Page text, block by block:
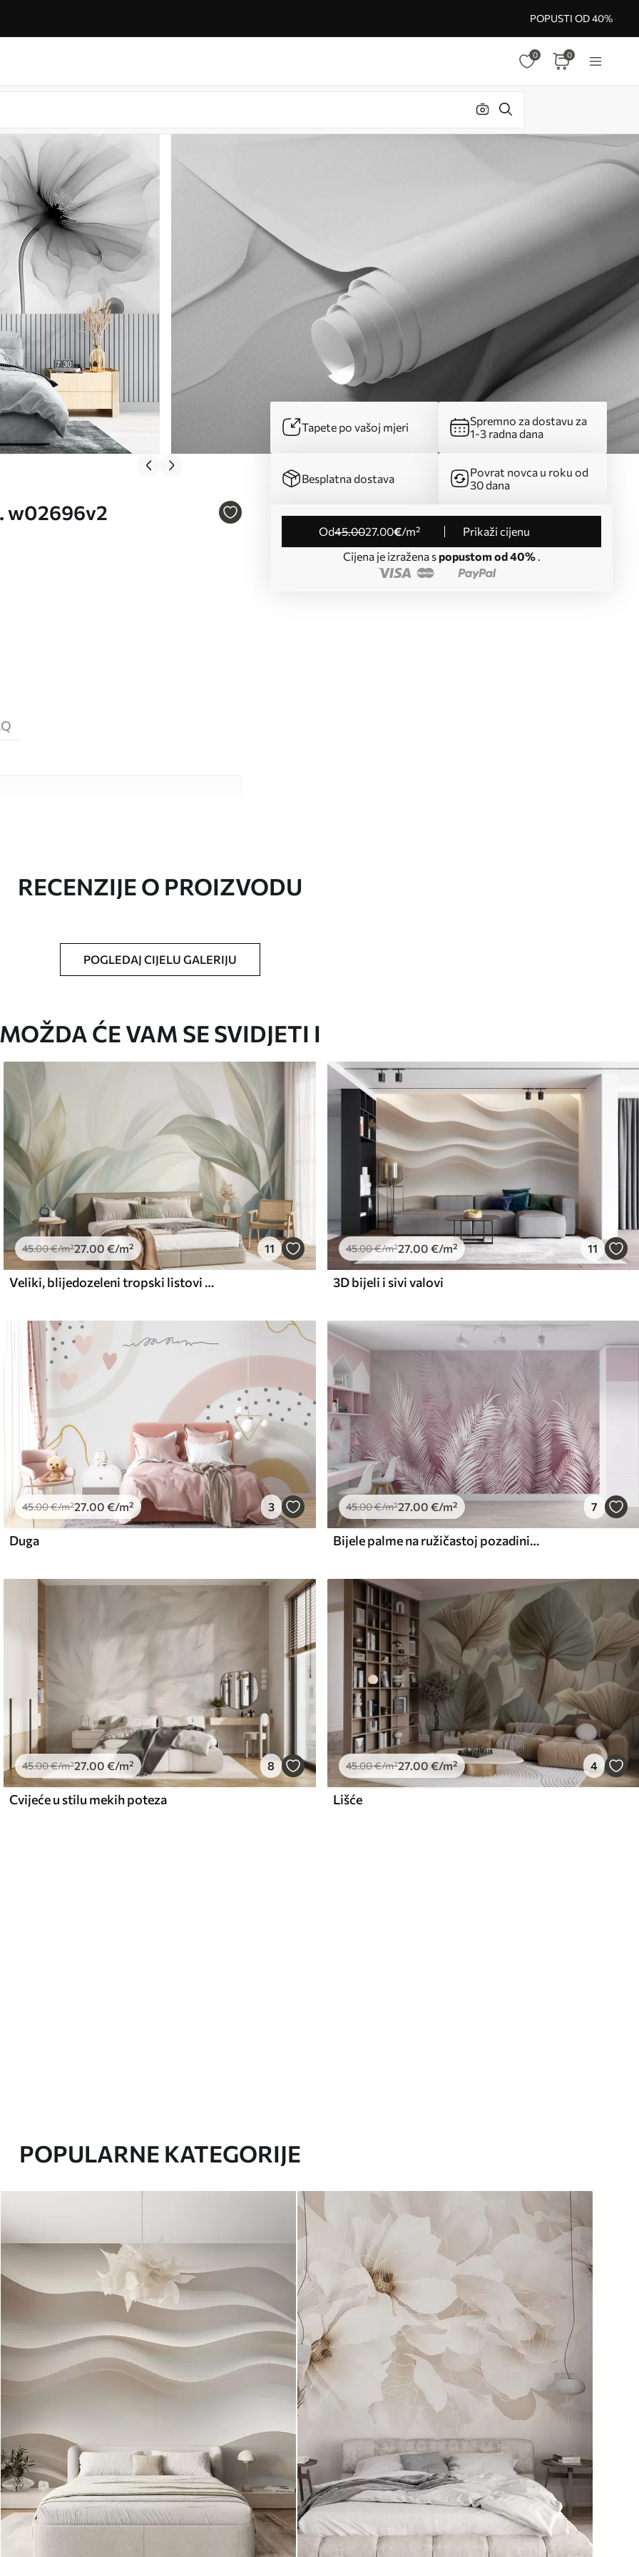
POPUSTI OD 40%
0 0
w02696v2
Tapete po vašoj mjeri
Spremno za dostavu za
1-3 radna dana
Besplatna dostava
Povrat novca u roku od
30 dana
od45.0027.00€/m²
Prikaži cijenu
Cijena je izražena s popustom od 40%.
ste odredili, izrezana na identične trake
.67 .00 €/m²
and Stick
49.00€/m²
RECENZIJE O PROIZVODU
POGLEDAJ CIJELU GALERIJU
MOŽDA ĆE VAM SE SVIDJETI I
45.00€/m²27 .00 €/m² 11
Veliki, blijedozeleni tropski listovi s mekim, pastelnim bojama, teksturirana umjetnost
45.00€/m²27.00 €/m² 11
3D bijeli i sivi valovi
45.00€/m²27.00 €/m² 3
Duga
45.00€/m²27.00 €/m² 7
Bijele palme na ružičastoj pozadini. u ružičastim bojama
45.00€/m²27 .00 €/m² 8
Cvijeće u stilu mekih poteza
45.00€/m²27.00 €/m² 4
Lišće
POPULARNE KATEGORIJE